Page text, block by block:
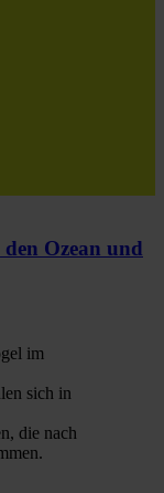
Ozean und
im
sich in
die nach